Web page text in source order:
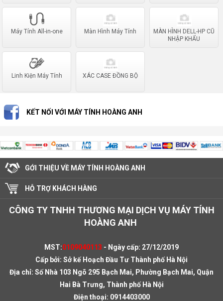
Máy Tính All-in-one Màn Hình Máy Tính
MÀN HÌNH DELL-HP CŨ
NHẬP KHẨU
Linh Kiện Máy Tính XÁC CASE ĐỒNG BỘ
KẾT NỐI VỚI MÁY TÍNH HOÀNG ANH
GỚI THIỆU VỀ MÁY TÍNH HOÀNG ANH
HỖ TRỢ KHÁCH HÀNG
CÔNG TY TNHH THƯƠNG MẠI DỊCH VỤ MÁY TÍNH
HOÀNG ANH
MST:0109040113 - Ngày cấp: 27/12/2019
Cấp bởi: Sở kế Hoạch Đầu Tư Thành phố Hà Nội
Địa chỉ: Số Nhà 103 Ngõ 295 Bạch Mai, Phường Bạch Mai, Quận
Hai Bà Trưng, Thành phố Hà Nội
Điện thoại: 0914403000